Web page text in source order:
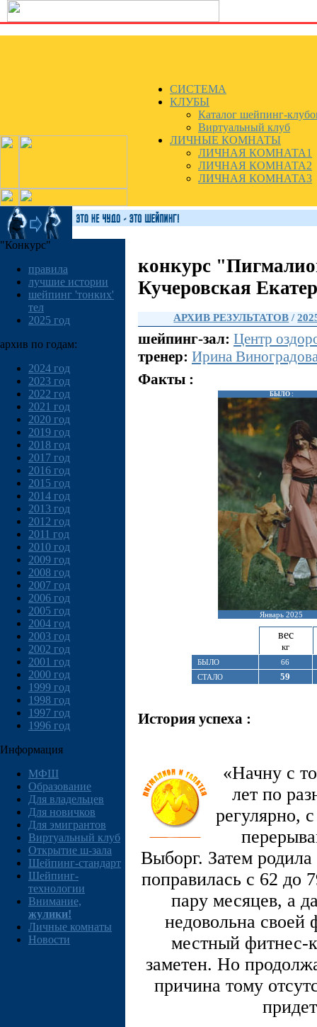
СИСТЕМА
КЛУБЫ
Каталог шейпинг-
Виртуальный клуб
ЛИЧНЫЕ КОМНАТЫ
ЛИЧНАЯ КОМНАТА1
ЛИЧНАЯ КОМНАТА2
ЛИЧНАЯ КОМНАТА3
"Конкурс"
правила
лучшие истории
шейпинг 'тонких'
тел
2025 год
архив по годам:
2024 год
2023 год
2022 год
2021 год
2020 год
2019 год
2018 год
2017 год
2016 год
2015 год
2014 год
2013 год
2012 год
2011 год
2010 год
2009 год
2008 год
2007 год
2006 год
2005 год
2004 год
2003 год
2002 год
2001 год
2000 год
1999 год
1998 год
1997 год
1996 год
Информация
МФШ
Образование
Для владельцев
Для новичков
Для эмигрантов
Виртуальный клуб
Открытие ш-зала
Шейпинг-стандарт
Шейпинг-
технологии
Внимание,
жулики!
Личные комнаты
Новости
конкурс
Кучеровская
АРХИВ РЕЗУЛЬТАТОВ /
шейпинг-зал: Центр
тренер: Ирина
Факты :
БЫЛО :
Январь 2025
вес
кг
БЫЛО
66
СТАЛО
59
История успеха :
«Начну с
лет по
регулярно,
Выборг. Затем
поправилась с 62 до
пару месяцев, а
недовольна своей
местный фитнес-
заметен. Но
причина тому